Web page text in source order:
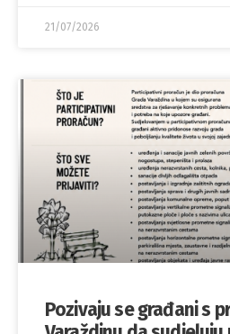
21/07/2026
Pozivaju se građani s